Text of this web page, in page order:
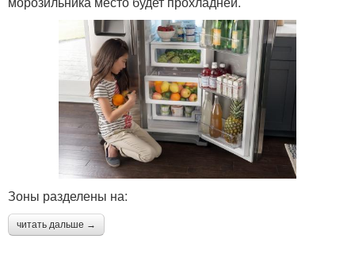
Зоны разделены на:
читать дальше →